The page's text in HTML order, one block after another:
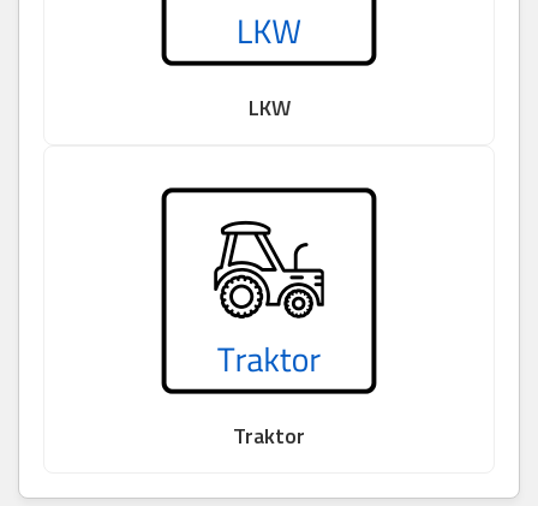
LKW
Traktor